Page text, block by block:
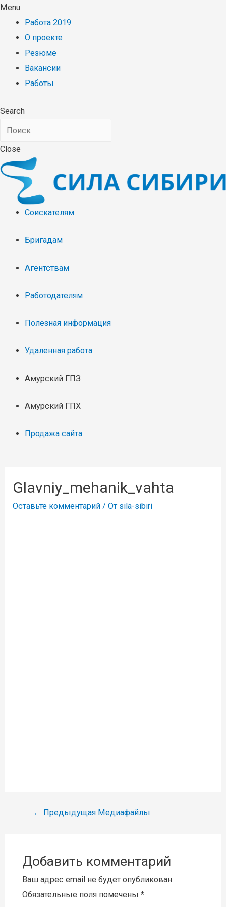
Menu
Работа 2019
О проекте
Резюме
Вакансии
Работы
Search
Close
Соискателям
Бригадам
Агентствам
Работодателям
Полезная информация
Удаленная работа
Амурский ГПЗ
Амурский ГПХ
Продажа сайта
Glavniy_mehanik_vahta
Оставьте комментарий / От sila-sibiri
Навигация
← Предыдущая Медиафайлы
Добавить комментарий
Ваш адрес email не будет опубликован.
Обязательные поля помечены *